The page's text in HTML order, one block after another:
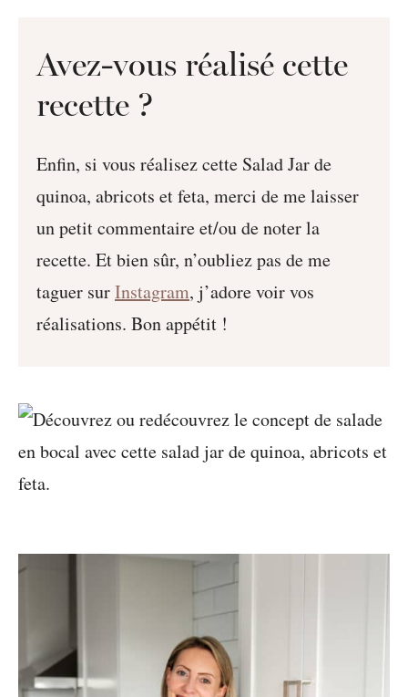
Avez-vous réalisé cette
recette ?
Enfin, si vous réalisez cette Salad Jar de
quinoa, abricots et feta, merci de me laisser
un petit commentaire et/ou de noter la
recette. Et bien sûr, n’oubliez pas de me
taguer surInstagram, j’adore voir vos
réalisations. Bon appétit !